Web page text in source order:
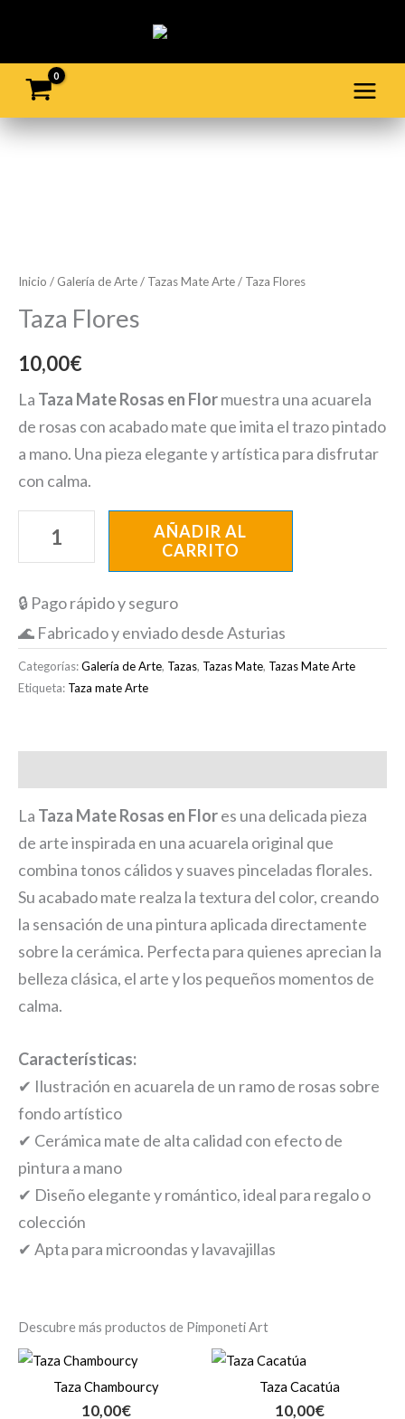
contenido
Inicio / Galería de Arte/ Tazas Mate Arte/ Taza Flores
Taza Flores
10,00€
La Taza Mate Rosas en Flormuestra una acuarela
de rosas con acabado mate que imita el trazo pintado
a mano. Una pieza elegante y artística para disfrutar
con calma.
AÑADIR AL
CARRITO
🔒 Pago rápido y seguro
🌊 Fabricado y enviado desde Asturias
Categorías:Galería de Arte, Tazas, Tazas Mate, Tazas Mate Arte
Etiqueta: Taza mate Arte
La Taza Mate Rosas en Flores una delicada pieza
de arte inspirada en una acuarela original que
combina tonos cálidos y suaves pinceladas florales.
Su acabado mate realza la textura del color, creando
la sensación de una pintura aplicada directamente
sobre la cerámica. Perfecta para quienes aprecian la
belleza clásica, el arte y los pequeños momentos de
calma.
Características:
✔ Ilustración en acuarela de un ramo de rosas sobre
fondo artístico
✔ Cerámica mate de alta calidad con efecto de
pintura a mano
✔ Diseño elegante y romántico, ideal para regalo o
colección
✔ Apta para microondas y lavavajillas
Descubre más productos de Pimponeti Art
Taza Chambourcy
10,00€
Taza Cacatúa
10,00€